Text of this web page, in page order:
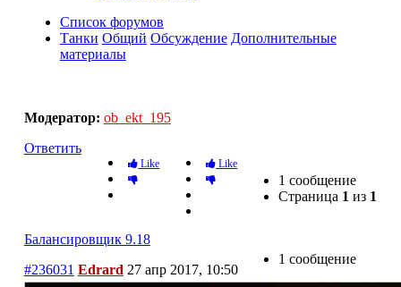
Список форумов
Танки Общий Обсуждение Дополнительные
материалы
Модератор: ob_ekt_195
1 сообщение
Страница 1 из 1
1 сообщение
Ответить
Like
Like
Балансировщик 9.18
#236031 Edrard 27 апр 2017, 10:50